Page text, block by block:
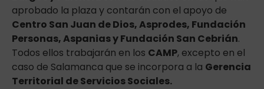
aprobado la plaza y contarán con el apoyo de
Centro San Juan de Dios, Asprodes, Fundación
Personas, Aspanias y Fundación San Cebrián.
Todos ellos trabajarán en los CAMP, excepto en el
caso de Salamanca que se incorpora a la Gerencia
Territorial de Servicios Sociales.